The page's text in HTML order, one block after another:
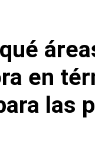
en
las